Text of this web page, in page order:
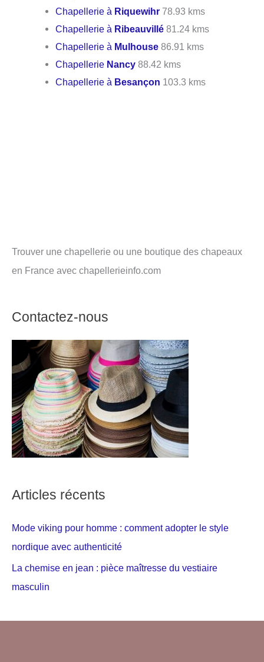
Chapellerie à Riquewihr 78.93 kms
Chapellerie à Ribeauvillé 81.24 kms
Chapellerie à Mulhouse 86.91 kms
Chapellerie Nancy 88.42 kms
Chapellerie à Besançon 103.3 kms
Trouver une chapellerie ou une boutique des chapeaux
en France avec chapellerieinfo.com
Contactez-nous
Articles récents
Mode viking pour homme : comment adopter le style
nordique avec authenticité
La chemise en jean : pièce maîtresse du vestiaire
masculin